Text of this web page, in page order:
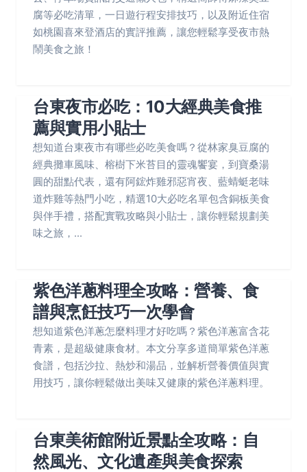
腐等必吃清單，一日遊行程安排技巧，以及附近住宿
如桃園喜來登酒店的實評推薦，讓您輕鬆享受夜市熱
鬧美食之旅！
台東夜市必吃：10大經典美食推
薦與實用小貼士
想知道台東夜市有哪些必吃美食嗎？從林家臭豆腐的
經典攤車風味、榕樹下米苔目的靈魂饗宴，到寶桑湯
圓的甜點代表，還有阿鋐炸雞邪惡宵夜、藍蜻蜓老味
道炸雞等熱門小吃，精選10大必吃名單包含銅板美食
與伴手禮，搭配實戰攻略與小貼士，讓你輕鬆規劃美
味之旅，...
紫色洋蔥料理全攻略：營養、食
譜與烹飪技巧一次學會
想知道紫色洋蔥怎麼料理才好吃嗎？紫色洋蔥富含花
青素，是超級健康食材。本文分享多道簡單紫色洋蔥
食譜，包括沙拉、熱炒和湯品，並解析營養價值與實
用技巧，讓你輕鬆做出美味又健康的紫色洋蔥料理。
台東美術館附近景點全攻略：自
然風光、文化遺產與美食探索